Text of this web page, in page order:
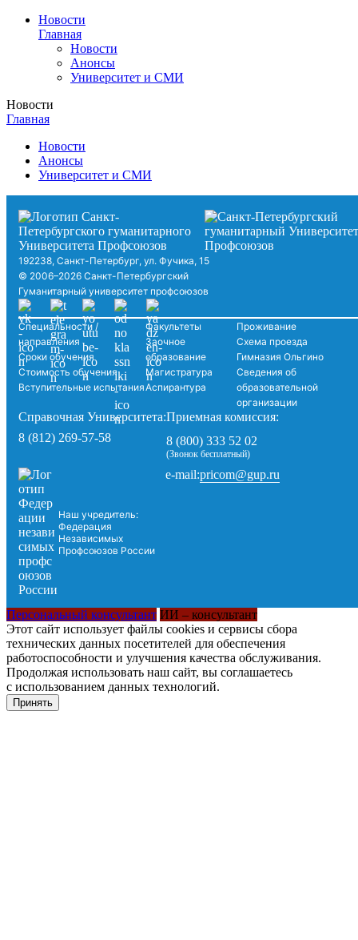
Новости
Главная
Новости
Анонсы
Университет и СМИ
Новости
Главная
Новости
Анонсы
Университет и СМИ
192238, Санкт-Петербург, ул. Фучика, 15
© 2006–2026 Санкт-Петербургский
Гуманитарный университет профсоюзов
Специальности /
направления
Сроки обучения
Стоимость обучения
Вступительные испытания
Факультеты
Заочное
образование
Магистратура
Аспирантура
Проживание
Схема проезда
Гимназия Ольгино
Сведения об
образовательной
организации
Справочная Университета:
8 (812) 269-57-58
Приемная комиссия:
8 (800) 333 52 02
(Звонок бесплатный)
Наш учредитель:
Федерация
Независимых
Профсоюзов России
e-mail:pricom@gup.ru
Персональный консультант ИИ – консультант
Этот сайт использует файлы cookies и сервисы сбора
технических данных посетителей для обеспечения
работоспособности и улучшения качества обслуживания.
Продолжая использовать наш сайт, вы соглашаетесь
с использованием данных технологий.
Принять